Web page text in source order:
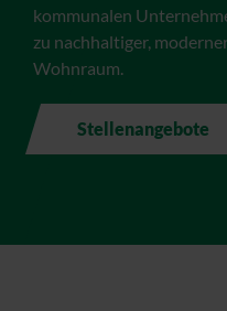
kommunalen
zu nachhaltiger,
Wohnraum.
Stellenangebote